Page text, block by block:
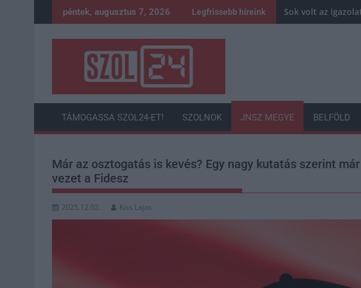
to
péntek, augusztus 7, 2026 Legfrissebb híreink Sok volt az
TÁMOGASSA SZOL24-ET! SZOLNOK JNSZ MEGYE BELFÖLD
Már az osztogatás is kevés? Egy nagy kutatás szerint
vezet a Fidesz
2025.12.02. Kiss Lajos